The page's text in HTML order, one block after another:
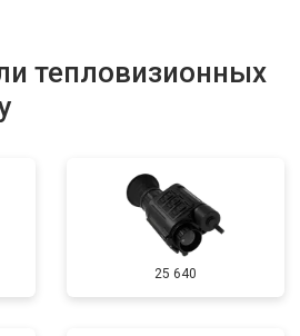
тепловизионных
25 640